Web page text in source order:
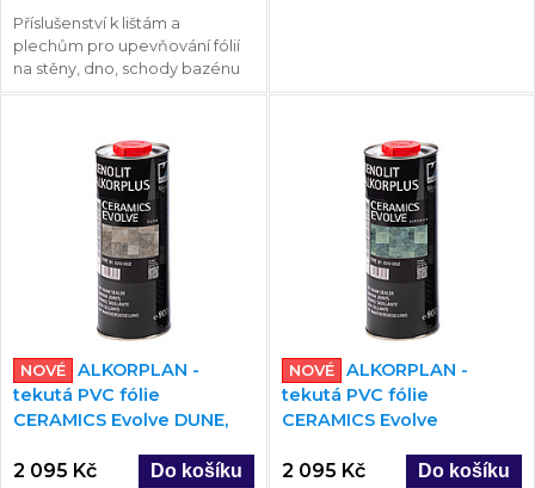
Příslušenství k lištám a
plechům pro upevňování fólií
na stěny, dno, schody bazénu
NOVÉ
ALKORPLAN -
tekutá PVC fólie
CERAMICS Evolve DUNE,
2 095 Kč
NOVÉ
ALKORPLAN -
tekutá PVC fólie
CERAMICS Evolve
2 095 Kč